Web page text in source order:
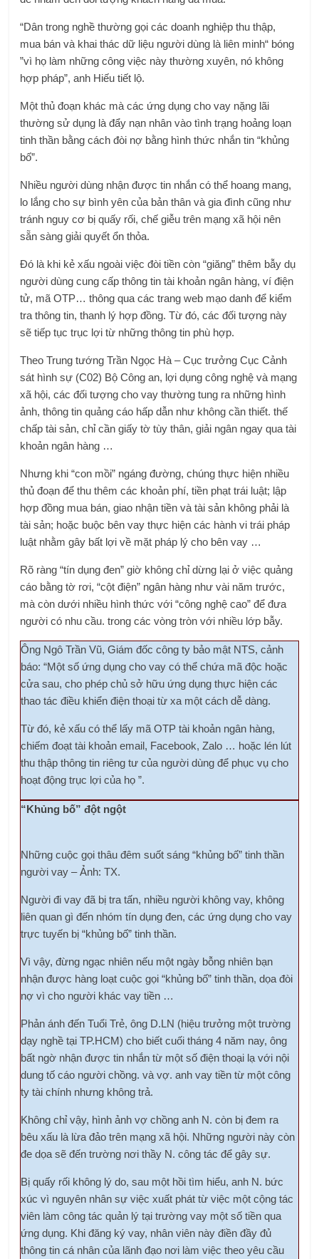
“Dân trong nghề thường gọi các doanh nghiệp thu thập,
mua bán và khai thác dữ liệu người dùng là liên minh“ bóng
”vì họ làm những công việc này thường xuyên, nó không
hợp pháp”, anh Hiếu tiết lộ.
Một thủ đoạn khác mà các ứng dụng cho vay nặng lãi
thường sử dụng là đẩy nạn nhân vào tình trạng hoảng loạn
tinh thần bằng cách đòi nợ bằng hình thức nhắn tin “khủng
bố”.
Nhiều người dùng nhận được tin nhắn có thể hoang mang,
lo lắng cho sự bình yên của bản thân và gia đình cũng như
tránh nguy cơ bị quấy rối, chế giễu trên mạng xã hội nên
sẵn sàng giải quyết ổn thỏa.
Đó là khi kẻ xấu ngoài việc đòi tiền còn “giăng” thêm bẫy dụ
người dùng cung cấp thông tin tài khoản ngân hàng, ví điện
tử, mã OTP… thông qua các trang web mạo danh để kiểm
tra thông tin, thanh lý hợp đồng. Từ đó, các đối tượng này
sẽ tiếp tục trục lợi từ những thông tin phù hợp.
Theo Trung tướng Trần Ngọc Hà – Cục trưởng Cục Cảnh
sát hình sự (C02) Bộ Công an, lợi dụng công nghệ và mạng
xã hội, các đối tượng cho vay thường tung ra những hình
ảnh, thông tin quảng cáo hấp dẫn như không cần thiết. thế
chấp tài sản, chỉ cần giấy tờ tùy thân, giải ngân ngay qua tài
khoản ngân hàng …
Nhưng khi “con mồi” ngáng đường, chúng thực hiện nhiều
thủ đoạn để thu thêm các khoản phí, tiền phạt trái luật; lập
hợp đồng mua bán, giao nhận tiền và tài sản không phải là
tài sản; hoặc buộc bên vay thực hiện các hành vi trái pháp
luật nhằm gây bất lợi về mặt pháp lý cho bên vay …
Rõ ràng “tín dụng đen” giờ không chỉ dừng lại ở việc quảng
cáo bằng tờ rơi, “cột điện” ngân hàng như vài năm trước,
mà còn dưới nhiều hình thức với “công nghệ cao” để đưa
người có nhu cầu. trong các vòng tròn với nhiều lớp bẫy.
Ông Ngô Trần Vũ, Giám đốc công ty bảo mật NTS, cảnh
báo: “Một số ứng dụng cho vay có thể chứa mã độc hoặc
cửa sau, cho phép chủ sở hữu ứng dụng thực hiện các
thao tác điều khiển điện thoại từ xa một cách dễ dàng.
Từ đó, kẻ xấu có thể lấy mã OTP tài khoản ngân hàng,
chiếm đoạt tài khoản email, Facebook, Zalo … hoặc lén lút
thu thập thông tin riêng tư của người dùng để phục vụ cho
hoạt động trục lợi của họ ”.
“Khủng bố” đột ngột
Những cuộc gọi thâu đêm suốt sáng “khủng bố” tinh thần
người vay – Ảnh: TX.
Người đi vay đã bị tra tấn, nhiều người không vay, không
liên quan gì đến nhóm tín dụng đen, các ứng dụng cho vay
trực tuyến bị “khủng bố” tinh thần.
Vì vậy, đừng ngạc nhiên nếu một ngày bỗng nhiên bạn
nhận được hàng loạt cuộc gọi “khủng bố” tinh thần, dọa đòi
nợ vì cho người khác vay tiền …
Phản ánh đến Tuổi Trẻ, ông D.LN (hiệu trưởng một trường
dạy nghề tại TP.HCM) cho biết cuối tháng 4 năm nay, ông
bất ngờ nhận được tin nhắn từ một số điện thoại lạ với nội
dung tố cáo người chồng. và vợ. anh vay tiền từ một công
ty tài chính nhưng không trả.
Không chỉ vậy, hình ảnh vợ chồng anh N. còn bị đem ra
bêu xấu là lừa đảo trên mạng xã hội. Những người này còn
đe dọa sẽ đến trường nơi thầy N. công tác để gây sự.
Bị quấy rối không lý do, sau một hồi tìm hiểu, anh N. bức
xúc vì nguyên nhân sự việc xuất phát từ việc một cộng tác
viên làm công tác quản lý tại trường vay một số tiền qua
ứng dụng. Khi đăng ký vay, nhân viên này điền đầy đủ
thông tin cá nhân của lãnh đạo nơi làm việc theo yêu cầu